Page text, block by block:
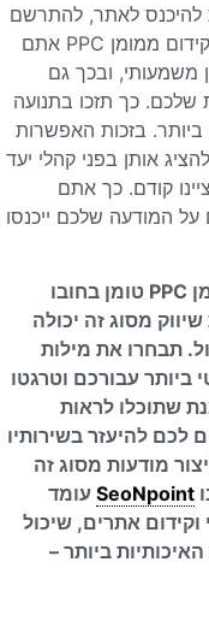
להיכנס לאתר, להתרשם
ובסופו של דבר לבצע רכישה. באמצעות קידום ממומן PPC אתם
ובכך גם
שלכם. כך תזכו בתנועה
ביותר. בזכות האפשרות
אותן בפני קהלי יעד
קודם. כך אתם
על המודעה שלכם ייכנסו
לסיכום, היתרונות הרבים שקידום ממומן PPC טומן בחובו
מסוג זה יכולה
תבחרו את מילות
עבורכם וטרגטו
שתוכלו לראות
לכם להיעזר בשירותיו
מודעות מסוג זה
SeoNpoint עומד
אתרים, שיכול
ביותר –